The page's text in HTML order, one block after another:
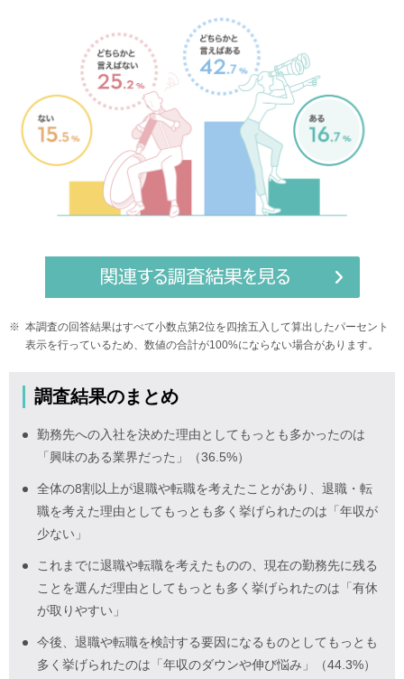
※ 本調査の回答結果はすべて小数点第2位を四捨五入して算出したパーセント
表示を行っているため、数値の合計が100%にならない場合があります。
調査結果のまとめ
勤務先への入社を決めた理由としてもっとも多かったのは
「興味のある業界だった」（36.5%）
全体の8割以上が退職や転職を考えたことがあり、退職・転
職を考えた理由としてもっとも多く挙げられたのは「年収が
少ない」
これまでに退職や転職を考えたものの、現在の勤務先に残る
ことを選んだ理由としてもっとも多く挙げられたのは「有休
が取りやすい」
今後、退職や転職を検討する要因になるものとしてもっとも
多く挙げられたのは「年収のダウンや伸び悩み」（44.3%）